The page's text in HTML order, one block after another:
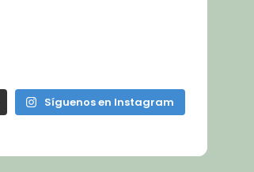
Síguenos en Instagram